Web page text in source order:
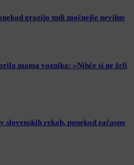
grozijo tudi močnejše nevihte
mama voznika: »Nihče si ne želi
rekah, ponekod začasno